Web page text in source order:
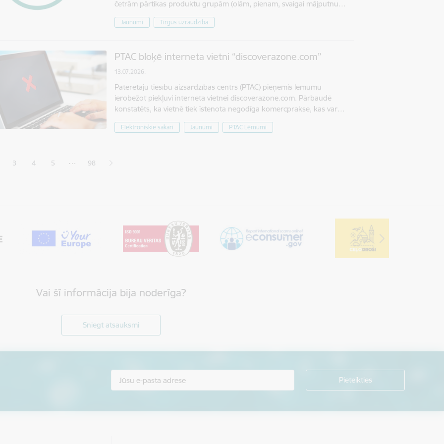
četrām pārtikas produktu grupām (olām, pienam, svaigai mājputnu…
Jaunumi Tirgus uzraudzība
PTAC bloķē interneta vietni “discoverazone.com”
13.07.2026.
Patērētāju tiesību aizsardzības centrs (PTAC) pieņēmis lēmumu
ierobežot piekļuvi interneta vietnei discoverazone.com. Pārbaudē
konstatēts, ka vietnē tiek īstenota negodīga komercprakse, kas var…
Elektroniskie sakari Jaunumi PTAC Lēmumi
lapaLapa
3 Lapa
4 Lapa
5 … 98
Vai šī informācija bija noderīga?
Sniegt atsauksmi